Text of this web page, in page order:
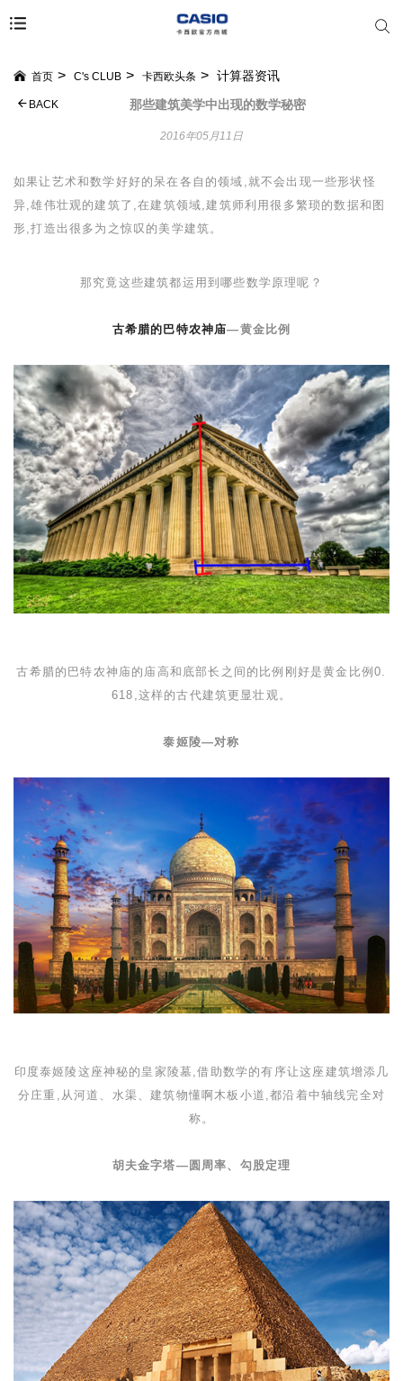
首页 C's CLUB 卡西欧头条 计算器资讯
那些建筑美学中出现的数学秘密
BACK
2016年05月11日
如果让艺术和数学好好的呆在各自的领域,就不会出现一些形状怪
异,雄伟壮观的建筑了,在建筑领域,建筑师利用很多繁琐的数据和图
形,打造出很多为之惊叹的美学建筑。
那究竟这些建筑都运用到哪些数学原理呢？
古希腊的巴特农神庙—黄金比例
古希腊的巴特农神庙的庙高和底部长之间的比例刚好是黄金比例0.
618 ,这样的古代建筑更显壮观。
泰姬陵—对称
印度泰姬陵这座神秘的皇家陵墓,借助数学的有序让这座建筑增添几
分庄重,从河道、水渠、建筑物懂啊木板小道,都沿着中轴线完全对
称。
胡夫金字塔—圆周率、勾股定理